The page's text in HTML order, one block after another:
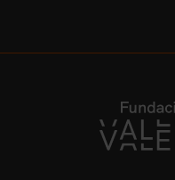
https://